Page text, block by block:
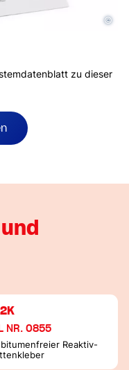
zu dieser
©
NR. 0855
Reaktiv-